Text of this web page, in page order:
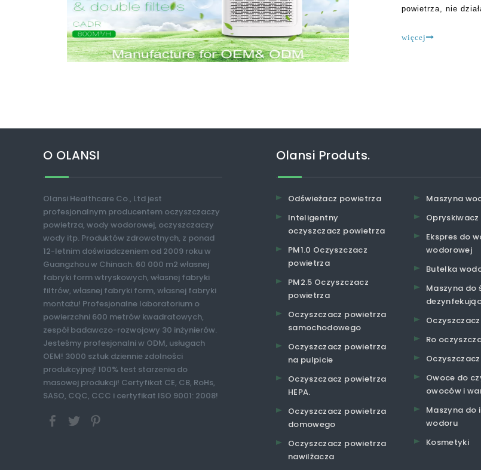
powietrza, nie
jest taka, że
więcej
O OLANSI
Olansi Healthcare Co., Ltd jest
profesjonalnym producentem oczyszczaczy
powietrza, wody wodorowej, oczyszczaczy
wody itp. Produktów zdrowotnych, z ponad
12-letnim doświadczeniem od 2009 roku w
Guangzhou w Chinach. 60 000 m2 własnej
fabryki form wtryskowych, własnej fabryki
filtrów, własnej fabryki form, własnej fabryki
montażu! Profesjonalne laboratorium o
powierzchni 600 metrów kwadratowych,
zespół badawczo-rozwojowy 30 inżynierów.
Jesteśmy profesjonalni w ODM, usługach
OEM! 3000 sztuk dziennie zdolności
produkcyjnej! 100% test starzenia do
masowej produkcji! Certyfikat CE, CB, RoHs,
SASO, CQC, CCC i certyfikat ISO 9001: 2008!
Olansi Produts.
Odświeżacz powietrza
Inteligentny
oczyszczacz powietrza
PM1.0 Oczyszczacz
powietrza
PM2.5 Oczyszczacz
powietrza
Oczyszczacz powietrza
samochodowego
Oczyszczacz powietrza
na pulpicie
Oczyszczacz powietrza
HEPA.
Oczyszczacz powietrza
domowego
Oczyszczacz powietrza
nawilżacza
Maszyna
Ekspres do
wodorowej
Butelka
Maszyna do
Ro
Owoce do
owoców i
Maszyna do
wodoru
Kosmetyki